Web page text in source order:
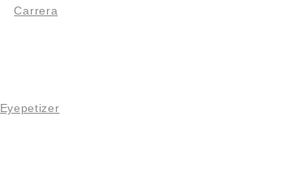
Carrera
Eyepetizer